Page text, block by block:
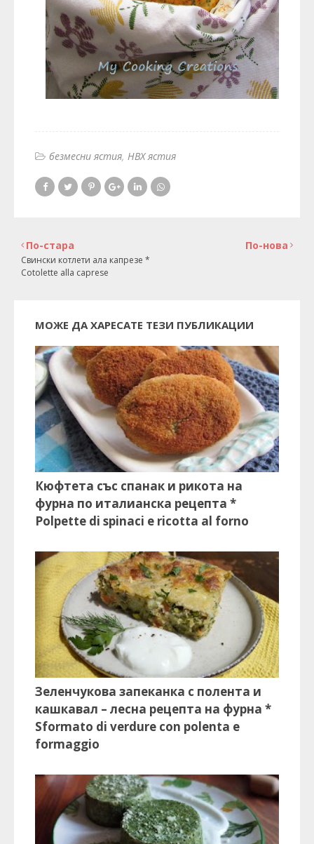
безмесни ястия НВХ ястия
По-нова
По-стара
Свински котлети ала капрезе *
Cotolette alla caprese
МОЖЕ ДА ХАРЕСАТЕ ТЕЗИ ПУБЛИКАЦИИ
Кюфтета със спанак и рикота на
фурна по италианска рецепта *
Polpette di spinaci e ricotta al forno
Зеленчукова запеканка с полента и
кашкавал – лесна рецепта на фурна *
Sformato di verdure con polenta e
formaggio